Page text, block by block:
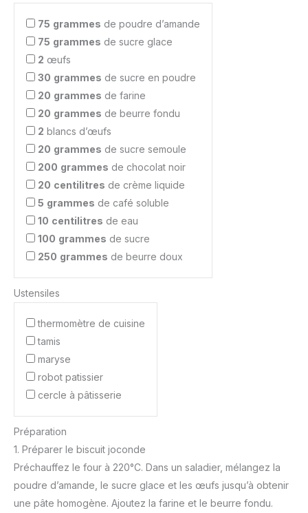
75 grammes de poudre d’amande
75 grammes de sucre glace
2 œufs
30 grammes de sucre en poudre
20 grammes de farine
20 grammes de beurre fondu
2 blancs d’œufs
20 grammes de sucre semoule
200 grammes de chocolat noir
20 centilitres de crème liquide
5 grammes de café soluble
10 centilitres de eau
100 grammes de sucre
250 grammes de beurre doux
Ustensiles
thermomètre de cuisine
tamis
maryse
robot patissier
cercle à pâtisserie
Préparation
1. Préparer le biscuit joconde
Préchauffez le four à 220°C. Dans un saladier, mélangez la
poudre d’amande, le sucre glace et les œufs jusqu’à obtenir
une pâte homogène. Ajoutez la farine et le beurre fondu.